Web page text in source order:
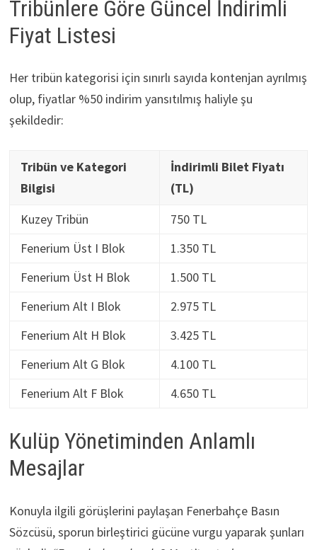
Tribünlere Göre Güncel İndirimli
Fiyat Listesi
Her tribün kategorisi için sınırlı sayıda kontenjan ayrılmış
olup, fiyatlar %50 indirim yansıtılmış haliyle şu
şekildedir:
Tribün ve Kategori
Bilgisi
İndirimli Bilet Fiyatı
(TL)
Kuzey Tribün
750 TL
Fenerium Üst I Blok
1.350 TL
Fenerium Üst H Blok
1.500 TL
Fenerium Alt I Blok
2.975 TL
Fenerium Alt H Blok
3.425 TL
Fenerium Alt G Blok
4.100 TL
Fenerium Alt F Blok
4.650 TL
Kulüp Yönetiminden Anlamlı
Mesajlar
Konuyla ilgili görüşlerini paylaşan Fenerbahçe Basın
Sözcüsü, sporun birleştirici gücüne vurgu yaparak şunları